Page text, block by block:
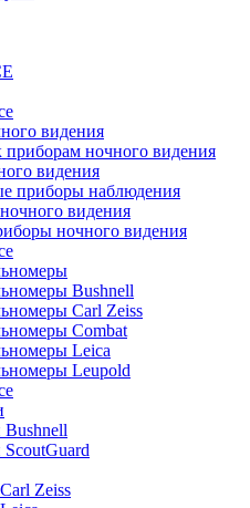
видения
приборам ночного видения
видения
приборы наблюдения
видения
ночного видения
Bushnell
Carl Zeiss
Combat
Leica
Leupold
Zeiss